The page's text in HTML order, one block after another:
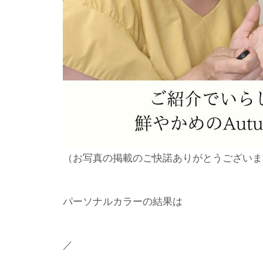
（お写真の掲載のご快諾ありがとうござい
パーソナルカラーの結果は
／